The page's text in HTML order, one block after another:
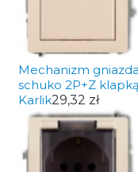
Mechanizm
schuko 2P+Z
Karlik29,32 zł